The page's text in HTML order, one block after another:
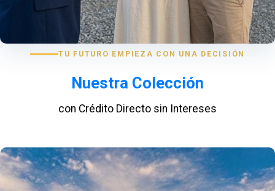
TU FUTURO EMPIEZA CON UNA DECISIÓN
Nuestra Colección
con Crédito Directo sin Intereses